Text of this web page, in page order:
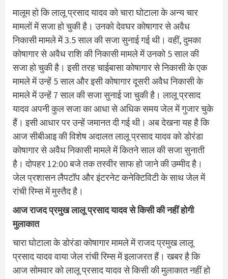
मालूम हो कि लालू प्रसाद यादव को चारा घोटाला के अन्य चार
मामलों में सजा हो चुकी है। उनको देवघर कोषागार से अवैध
निकासी मामले में 3.5 साल की सजा सुनाई गई थी। वहीं, दुमका
कोषागार से अवैध राशि की निकासी मामले में उनको 5 साल की
सजा हो चुकी है। इसी तरह चाईबासा कोषागार से निकासी के एक
मामले में उन्हें 5 साल और इसी कोषागार दूसरी अवैध निकासी के
मामले में उन्हें 7 साल की सजा सुनाई जा चुकी है। लालू प्रसाद
यादव अपनी कुल सजा का आधा से अधिक समय जेल में गुजार चुके
हैं। इसी आधार पर उन्हें जमानत दी गई थी। अब देखना यह है कि
आज सीबीआइ की विशेष अदालत लालू प्रसाद यादव को डोरंडा
कोषागार से अवैध निकासी मामले में कितने साल की सजा सुनाती
है। दोपहर 12:00 बजे तक तस्वीर साफ हो जाने की उम्मीद है।
जेल प्रशासन लैपटॉप और इंटरनेट कनेक्टिविटी के साथ जेल में
रांची रिम्स में मुस्तैद है।
आज राजद प्रमुख लालू प्रसाद यादव से किसी की नहीं होगी
मुलाकात
चारा घोटाला के डोरंडा कोषागार मामले में राजद प्रमुख लालू
प्रसाद यादव वाया जेल रांची रिम्स में इलाजरत हैं। खबर है कि
आज सोमवार को लालू प्रसाद यादव से किसी की मुलाकात नहीं हो